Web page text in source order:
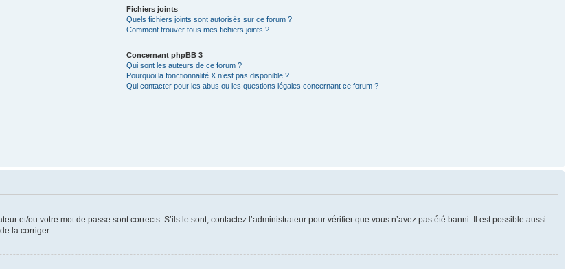
Fichiers joints
Quels fichiers joints sont autorisés sur ce forum ?
Comment trouver tous mes fichiers joints ?
Concernant phpBB 3
Qui sont les auteurs de ce forum ?
Pourquoi la fonctionnalité X n’est pas disponible ?
Qui contacter pour les abus ou les questions légales concernant ce forum ?
et/ou votre mot de passe sont corrects. S’ils le sont, contactez l’administrateur pour vérifier que vous n’avez pas été banni. Il est possible aussi
la corriger.